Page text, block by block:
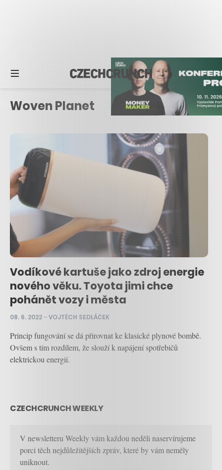
Woven Planet
Vodíkové kartuše jako zdroj energie
nového věku. Toyota jimi chce
pohánět vozy i města
08. 6. 2022–VOJTĚCH SEDLÁČEK
Princip fungování se dá přirovnat ke klasické plynové bombě.
Ovšem s tím rozdílem, že slouží k napájení spotřebičů
elektrickou energií.
CZECHCRUNCH WEEKLY
V newsletteru Weekly vám každou neděli naservírujeme
porci těch nejdůležitějších zpráv, které by vám neměly
uniknout.